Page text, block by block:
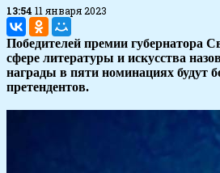
13:54 11 января 2023
Победителей премии губернатора
сфере литературы и искусства
награды в пяти номинациях будут
претендентов.